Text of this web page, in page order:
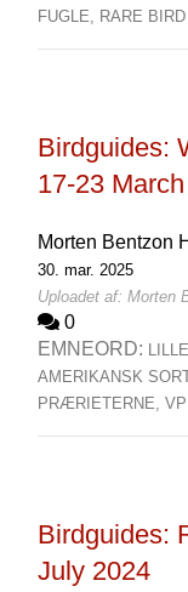
FUGLE, RARE
Birdguides:
17-23
Morten Bentzon
30. mar. 2025
Uploadet af: Morten
0
EMNEORD:
AMERIKANSK
PRÆRIETERNE,
Birdguides:
July 2024